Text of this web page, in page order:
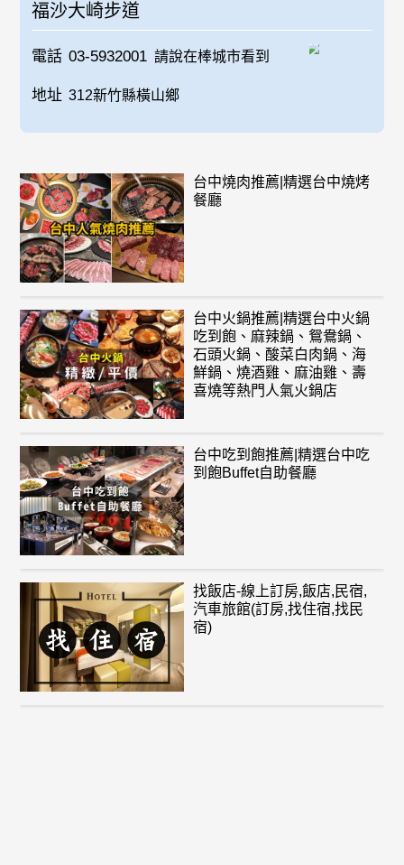
福沙大崎步道
電話 03-5932001 請說在棒城市看到
地址 312新竹縣橫山鄉
台中燒肉推薦|精選台中燒烤
餐廳
台中火鍋推薦|精選台中火鍋
吃到飽、麻辣鍋、鴛鴦鍋、
石頭火鍋、酸菜白肉鍋、海
鮮鍋、燒酒雞、麻油雞、壽
喜燒等熱門人氣火鍋店
台中吃到飽推薦|精選台中吃
到飽Buffet自助餐廳
找飯店-線上訂房,飯店,民宿,
汽車旅館(訂房,找住宿,找民
宿)